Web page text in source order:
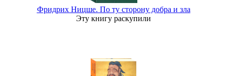
Фридрих Ницше. По ту сторону добра и зла
Эту книгу раскупили